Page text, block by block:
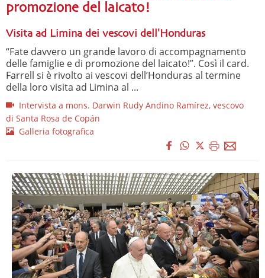
promozione del laicato!
Visita ad Limina dei vescovi dell'Honduras
“Fate davvero un grande lavoro di accompagnamento
delle famiglie e di promozione del laicato!”. Così il card.
Farrell si è rivolto ai vescovi dell’Honduras al termine
della loro visita ad Limina al ...
Intervista a mons. Darwin Rudy Andino Ramírez, vescovo
di Santa Rosa de Copán
Galleria fotografica